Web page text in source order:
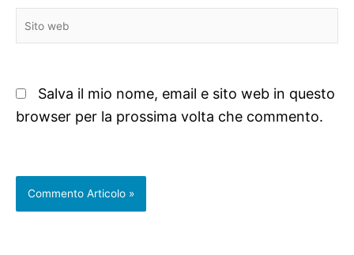
Sito
web
Salva il mio nome, email e sito web in questo
browser per la prossima volta che commento.